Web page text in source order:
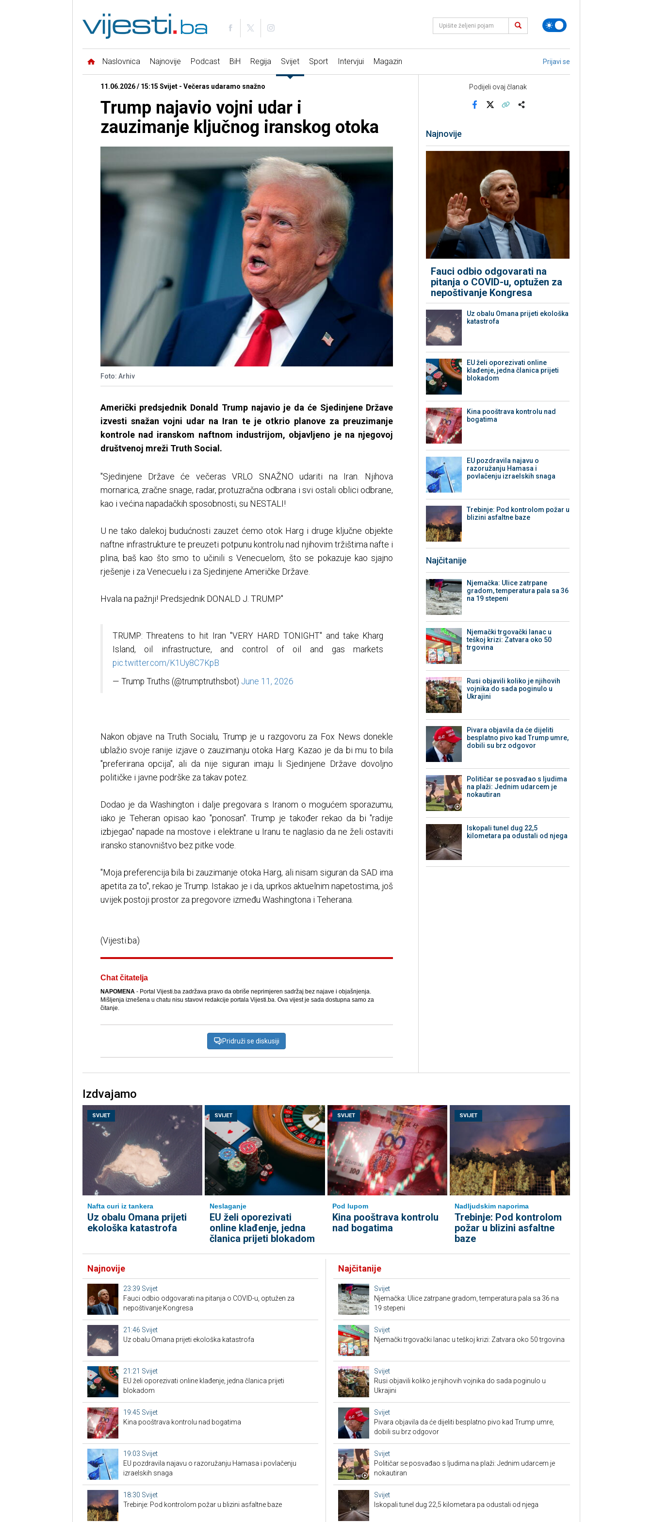
Naslovnica Najnovije Podcast BiH Regija Svijet Sport Intervjui Magazin Prijavi se
11.06.2026 / 15:15 Svijet - Večeras udaramo snažno
Trump najavio vojni udar i
zauzimanje ključnog iranskog otoka
Foto: Arhiv
Američki predsjednik Donald Trump najavio je da će Sjedinjene Države
izvesti snažan vojni udar na Iran te je otkrio planove za preuzimanje
kontrole nad iranskom naftnom industrijom, objavljeno je na njegovoj
društvenoj mreži Truth Social.
"Sjedinjene Države će večeras VRLO SNAŽNO udariti na Iran. Njihova
mornarica, zračne snage, radar, protuzračna odbrana i svi ostali oblici odbrane,
kao i većina napadačkih sposobnosti, su NESTALI!
U ne tako dalekoj budućnosti zauzet ćemo otok Harg i druge ključne objekte
naftne infrastrukture te preuzeti potpunu kontrolu nad njihovim tržištima nafte i
plina, baš kao što smo to učinili s Venecuelom, što se pokazuje kao sjajno
rješenje i za Venecuelu i za Sjedinjene Američke Države.
Hvala na pažnji! Predsjednik DONALD J. TRUMP"
TRUMP: Threatens to hit Iran "VERY HARD TONIGHT" and take Kharg
Island, oil infrastructure, and control of oil and gas markets
pic.twitter.com/K1Uy8C7KpB
— Trump Truths (@trumptruthsbot) June 11, 2026
Nakon objave na Truth Socialu, Trump je u razgovoru za Fox News donekle
ublažio svoje ranije izjave o zauzimanju otoka Harg. Kazao je da bi mu to bila
"preferirana opcija", ali da nije siguran imaju li Sjedinjene Države dovoljno
političke i javne podrške za takav potez.
Dodao je da Washington i dalje pregovara s Iranom o mogućem sporazumu,
iako je Teheran opisao kao "ponosan". Trump je također rekao da bi "radije
izbjegao" napade na mostove i elektrane u Iranu te naglasio da ne želi ostaviti
iransko stanovništvo bez pitke vode.
"Moja preferencija bila bi zauzimanje otoka Harg, ali nisam siguran da SAD ima
apetita za to", rekao je Trump. Istakao je i da, uprkos aktuelnim napetostima, još
uvijek postoji prostor za pregovore između Washingtona i Teherana.
(Vijesti.ba)
Chat čitatelja
NAPOMENA- Portal Vijesti.ba zadržava pravo da obriše neprimjeren sadržaj bez najave i objašnjenja.
Mišljenja iznešena u chatu nisu stavovi redakcije portala Vijesti.ba. Ova vijest je sada dostupna samo za
čitanje.
Pridruži se diskusiji
Podijeli ovaj članak
Najnovije
Fauci odbio odgovarati na
pitanja o COVID-u, optužen za
nepoštivanje Kongresa
Uz obalu Omana prijeti ekološka
katastrofa
EU želi oporezivati online
klađenje, jedna članica prijeti
blokadom
Kina pooštrava kontrolu nad
bogatima
EU pozdravila najavu o
razoružanju Hamasa i
povlačenju izraelskih snaga
Trebinje: Pod kontrolom požar u
blizini asfaltne baze
Najčitanije
Njemačka: Ulice zatrpane
gradom, temperatura pala sa 36
na 19 stepeni
Njemački trgovački lanac u
teškoj krizi: Zatvara oko 50
trgovina
Rusi objavili koliko je njihovih
vojnika do sada poginulo u
Ukrajini
Pivara objavila da će dijeliti
besplatno pivo kad Trump umre,
dobili su brz odgovor
Političar se posvađao s ljudima
na plaži: Jednim udarcem je
nokautiran
Iskopali tunel dug 22,5
kilometara pa odustali od njega
Izdvajamo
SVIJET
Nafta curi iz tankera
Uz obalu Omana prijeti
ekološka katastrofa
SVIJET
Neslaganje
EU želi oporezivati
online klađenje, jedna
članica prijeti blokadom
SVIJET
Pod lupom
Kina pooštrava kontrolu
nad bogatima
SVIJET
Nadljudskim naporima
Trebinje: Pod kontrolom
požar u blizini asfaltne
baze
Najnovije
23:39 Svijet
Fauci odbio odgovarati na pitanja o COVID-u, optužen za
nepoštivanje Kongresa
21:46 Svijet
Uz obalu Omana prijeti ekološka katastrofa
21:21 Svijet
EU želi oporezivati online klađenje, jedna članica prijeti
blokadom
19:45 Svijet
Kina pooštrava kontrolu nad bogatima
19:03 Svijet
EU pozdravila najavu o razoružanju Hamasa i povlačenju
izraelskih snaga
18:30 Svijet
Trebinje: Pod kontrolom požar u blizini asfaltne baze
Najčitanije
Svijet
Njemačka: Ulice zatrpane gradom, temperatura pala sa 36 na
19 stepeni
Svijet
Njemački trgovački lanac u teškoj krizi: Zatvara oko 50 trgovina
Svijet
Rusi objavili koliko je njihovih vojnika do sada poginulo u
Ukrajini
Svijet
Pivara objavila da će dijeliti besplatno pivo kad Trump umre,
dobili su brz odgovor
Svijet
Političar se posvađao s ljudima na plaži: Jednim udarcem je
nokautiran
Svijet
Iskopali tunel dug 22,5 kilometara pa odustali od njega